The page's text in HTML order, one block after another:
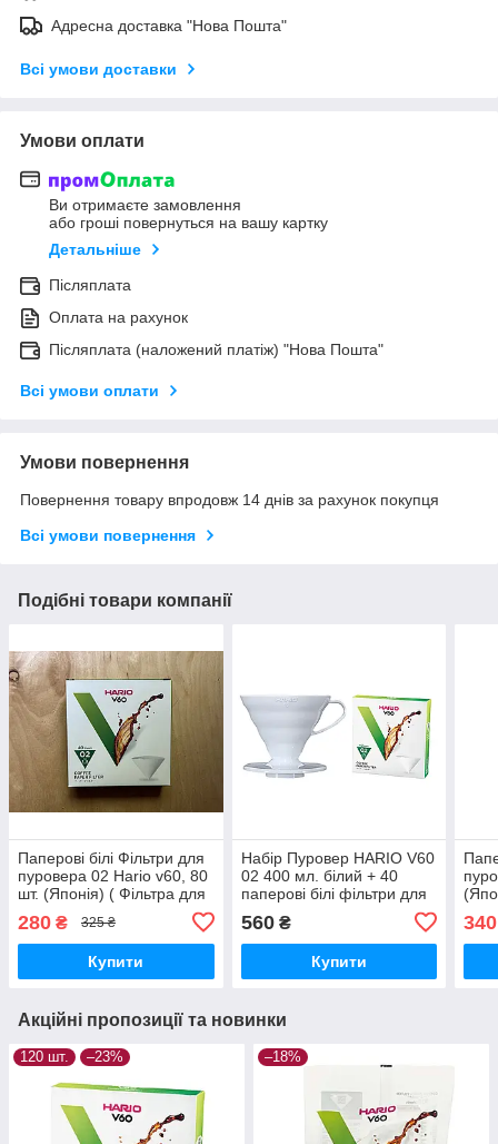
Адресна доставка "Нова Пошта"
Всі умови доставки
Умови оплати
Ви отримаєте замовлення
або гроші повернуться на вашу картку
Детальніше
Післяплата
Оплата на рахунок
Післяплата (наложений платіж) "Нова Пошта"
Всі умови оплати
Умови повернення
Повернення товару впродовж 14 днів за рахунок покупця
Всі умови повернення
Подібні товари компанії
Паперові білі Фільтри для
пуровера 02 Hario v60, 80
шт. (Японія) ( Фільтра для
280 ₴ 325 ₴
Купити
Набір Пуровер HARIO V60
02 400 мл. білий + 40
паперові білі фільтри для
560₴
Купити
340
Акційні пропозиції та новинки
120 шт. –23% –18%